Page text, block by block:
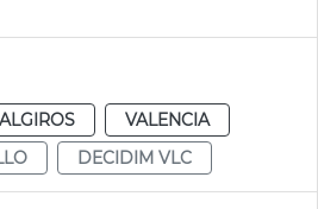
ALGIROS
VALENCIA
DECIDIM VLC